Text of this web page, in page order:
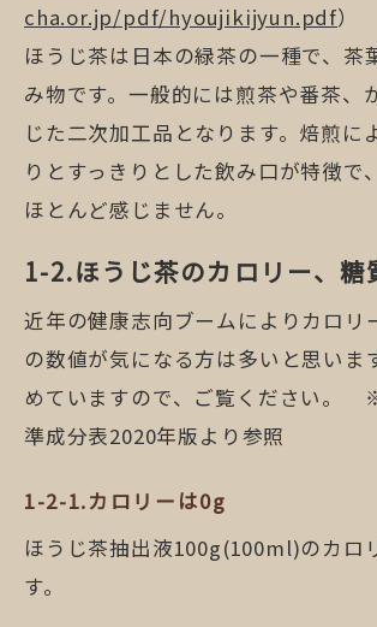
cha.or.jp/pdf/hyoujikijyun.pdf）
ほうじ茶は日本の緑茶の一種で、茶
み物です。一般的には煎茶や番茶、
じた二次加工品となります。焙煎に
りとすっきりとした飲み口が特徴で
ほとんど感じません。
ほうじ茶のカロリー、糖
近年の健康志向ブームによりカロリ
の数値が気になる方は多いと思いま
めていますので、ご覧ください。
準成分表2020年版より参照
カロリーは0g
ほうじ茶抽出液100g(100ml)のカロ
す。